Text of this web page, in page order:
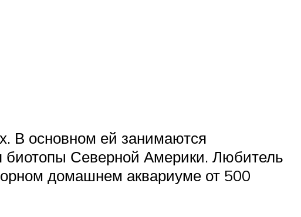
В основном ей занимаются
биотопы Северной Америки. Любитель
домашнем аквариуме от 500